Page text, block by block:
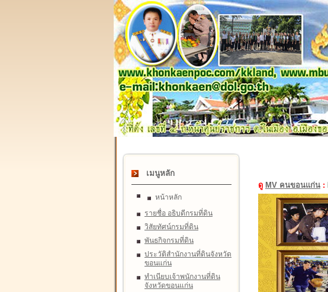
เมนูหลัก
หน้าหลัก
รายชื่อ อธิบดีกรมที่ดิน
วิสัยทัศน์กรมที่ดิน
พันธกิจกรมที่ดิน
ประวัติสำนักงานที่ดินจังหวัด
ขอนแก่น
ทำเนียบเจ้าพนักงานที่ดิน
จังหวัดขอนแก่น
ดู MV คนขอนแก่น :